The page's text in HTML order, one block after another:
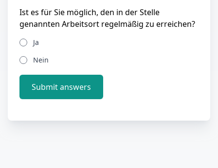
Ist es für Sie möglich, den in der Stelle
genannten Arbeitsort regelmäßig zu erreichen?
Ja
Nein
Submit answers